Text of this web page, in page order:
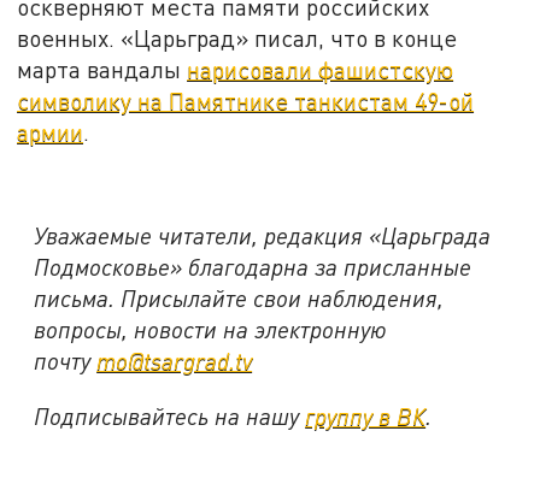
оскверняют места памяти российских
военных. «Царьград» писал, что в конце
марта вандалы нарисовали фашистскую
символику на Памятнике танкистам 49-ой
армии.
Уважаемые читатели, редакция «Царьграда
Подмосковье» благодарна за присланные
письма. Присылайте свои наблюдения,
вопросы, новости на электронную
почту mo@tsargrad.tv
Подписывайтесь на нашу группу в ВК.